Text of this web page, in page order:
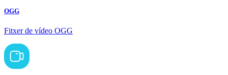
OGG
Fitxer de vídeo OGG